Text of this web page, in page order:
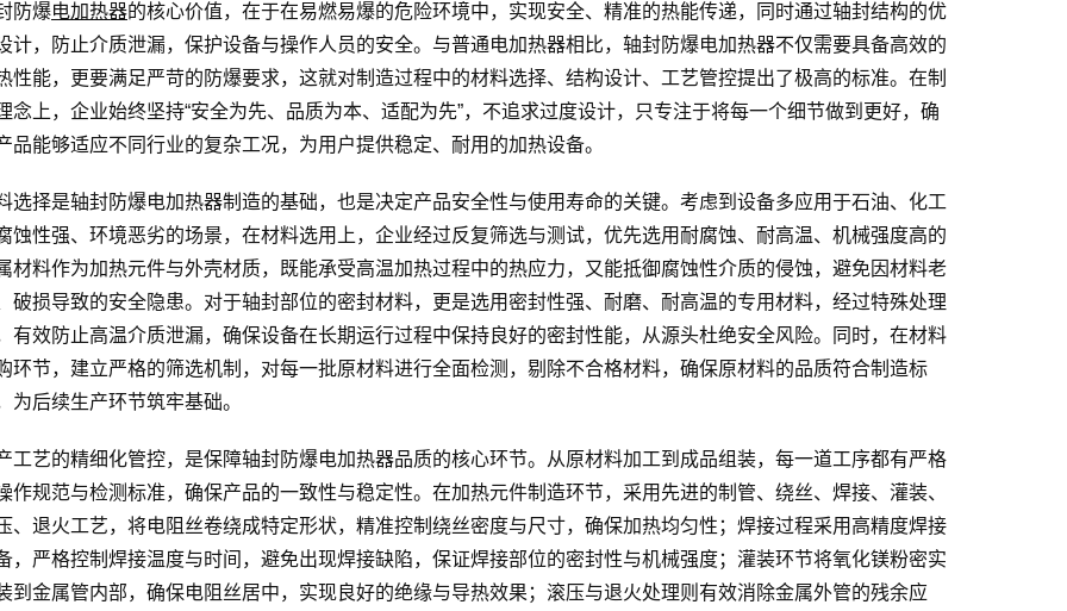
防爆电加热器的核心价值，在于在易燃易爆的危险环境中，实现安全、精准的热能传递，同时通过轴封结构的优
计，防止介质泄漏，保护设备与操作人员的安全。与普通电加热器相比，轴封防爆电加热器不仅需要具备高效的
性能，更要满足严苛的防爆要求，这就对制造过程中的材料选择、结构设计、工艺管控提出了极高的标准。在制
念上，企业始终坚持“安全为先、品质为本、适配为先”，不追求过度设计，只专注于将每一个细节做到更好，确
品能够适应不同行业的复杂工况，为用户提供稳定、耐用的加热设备。
选择是轴封防爆电加热器制造的基础，也是决定产品安全性与使用寿命的关键。考虑到设备多应用于石油、化工
蚀性强、环境恶劣的场景，在材料选用上，企业经过反复筛选与测试，优先选用耐腐蚀、耐高温、机械强度高的
材料作为加热元件与外壳材质，既能承受高温加热过程中的热应力，又能抵御腐蚀性介质的侵蚀，避免因材料老
破损导致的安全隐患。对于轴封部位的密封材料，更是选用密封性强、耐磨、耐高温的专用材料，经过特殊处理
有效防止高温介质泄漏，确保设备在长期运行过程中保持良好的密封性能，从源头杜绝安全风险。同时，在材料
环节，建立严格的筛选机制，对每一批原材料进行全面检测，剔除不合格材料，确保原材料的品质符合制造标
为后续生产环节筑牢基础。
工艺的精细化管控，是保障轴封防爆电加热器品质的核心环节。从原材料加工到成品组装，每一道工序都有严格
作规范与检测标准，确保产品的一致性与稳定性。在加热元件制造环节，采用先进的制管、绕丝、焊接、灌装、
、退火工艺，将电阻丝卷绕成特定形状，精准控制绕丝密度与尺寸，确保加热均匀性；焊接过程采用高精度焊接
，严格控制焊接温度与时间，避免出现焊接缺陷，保证焊接部位的密封性与机械强度；灌装环节将氧化镁粉密实
到金属管内部，确保电阻丝居中，实现良好的绝缘与导热效果；滚压与退火处理则有效消除金属外管的残余应